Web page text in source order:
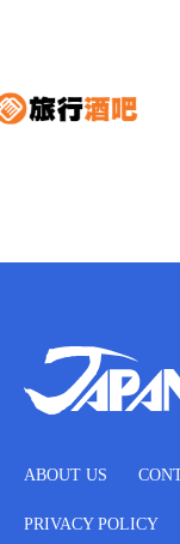
ABOUT US
PRIVACY POLICY